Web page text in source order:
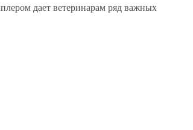
дает ветеринарам ряд важных